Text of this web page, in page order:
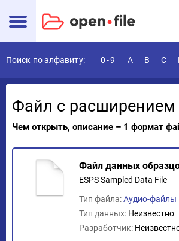
Поиск по алфавиту: 0-9 A B C
Файл с расширением
Чем открыть, описание – 1 формат
Файл данных
ESPS Sampled Data File
Тип файла:Аудио-файлы
Тип данных: Неизвестно
Разработчик: